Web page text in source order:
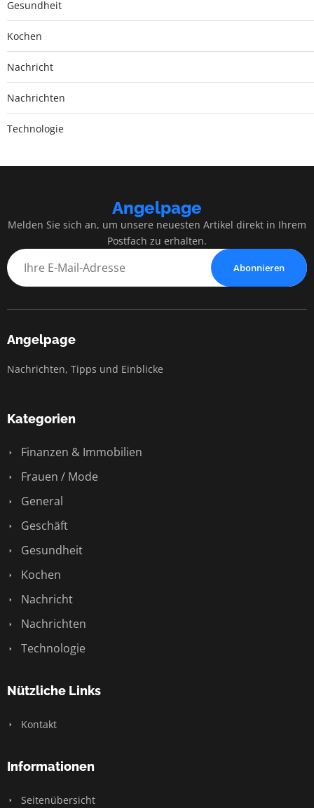
Gesundheit
Kochen
Nachricht
Nachrichten
Technologie
Angelpage
Melden Sie sich an, um unsere neuesten Artikel direkt in Ihrem
Postfach zu erhalten.
Abonnieren
Angelpage
Nachrichten, Tipps und Einblicke
Kategorien
Finanzen & Immobilien
Frauen / Mode
General
Geschäft
Gesundheit
Kochen
Nachricht
Nachrichten
Technologie
Nützliche Links
Kontakt
Informationen
Seitenübersicht